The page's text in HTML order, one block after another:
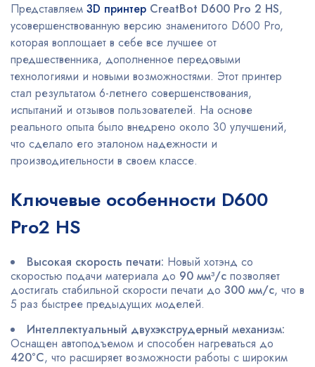
Представляем 3D принтер CreatBot D600 Pro 2 HS,
усовершенствованную версию знаменитого D600 Pro,
которая воплощает в себе все лучшее от
предшественника, дополненное передовыми
технологиями и новыми возможностями. Этот принтер
стал результатом 6-летнего совершенствования,
испытаний и отзывов пользователей. На основе
реального опыта было внедрено около 30 улучшений,
что сделало его эталоном надежности и
производительности в своем классе.
Ключевые особенности D600
Pro2 HS
Высокая скорость печати: Новый хотэнд со
скоростью подачи материала до 90 мм³/с позволяет
достигать стабильной скорости печати до 300 мм/с, что в
5 раз быстрее предыдущих моделей.
Интеллектуальный двухэкструдерный механизм:
Оснащен автоподъемом и способен нагреваться до
420°C, что расширяет возможности работы с широким